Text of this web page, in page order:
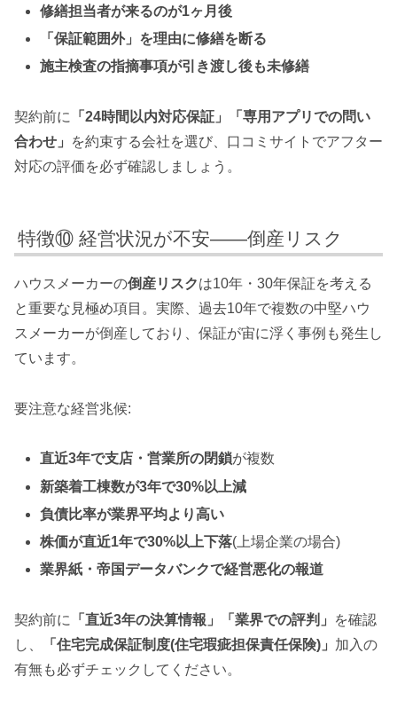
修繕担当者が来るのが1ヶ月後
「保証範囲外」を理由に修繕を断る
施主検査の指摘事項が引き渡し後も未修繕
契約前に
「24時間以内対応保証」「専用アプリでの問い
合わせ」
を約束する会社を選び、口コミサイトでアフター
対応の評価を必ず確認しましょう。
特徴⑩ 経営状況が不安——倒産リスク
ハウスメーカーの倒産リスクは10年・30年保証を考える
と重要な見極め項目。実際、過去10年で複数の中堅ハウ
スメーカーが倒産しており、保証が宙に浮く事例も発生し
ています。
要注意な経営兆候:
直近3年で支店・営業所の閉鎖が複数
新築着工棟数が3年で30%以上減
負債比率が業界平均より高い
株価が直近1年で30%以上下落(上場企業の場合)
業界紙・帝国データバンクで経営悪化の報道
契約前に 「直近3年の決算情報」「業界での評判」
を確認
し、
「住宅完成保証制度(住宅瑕疵担保責任保険)」 加入の
有無も必ずチェックしてください。